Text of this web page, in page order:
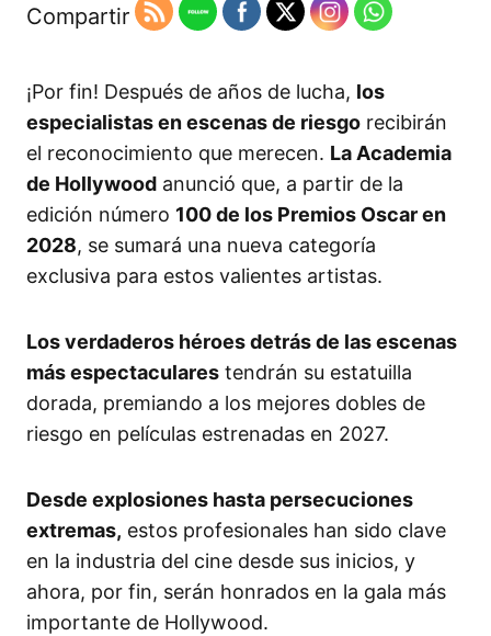
Compartir
¡Por fin! Después de años de lucha, los
especialistas en escenas de riesgo recibirán
el reconocimiento que merecen. La Academia
de Hollywood anunció que, a partir de la
edición número 100 de los Premios Oscar en
2028, se sumará una nueva categoría
exclusiva para estos valientes artistas.
Los verdaderos héroes detrás de las escenas
más espectaculares tendrán su estatuilla
dorada, premiando a los mejores dobles de
riesgo en películas estrenadas en 2027.
Desde explosiones hasta persecuciones
extremas, estos profesionales han sido clave
en la industria del cine desde sus inicios, y
ahora, por fin, serán honrados en la gala más
importante de Hollywood.